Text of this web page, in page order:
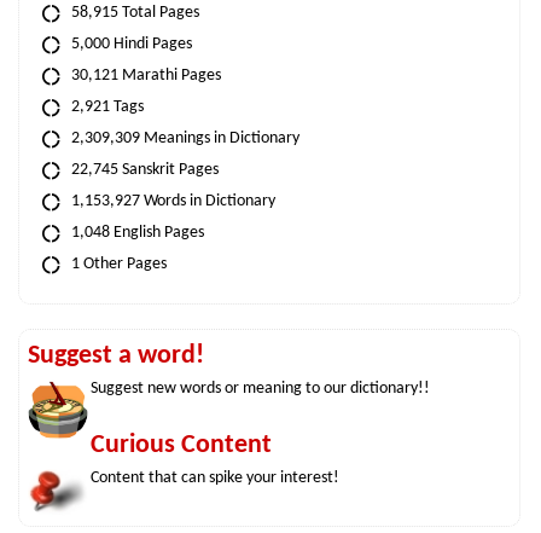
58,915 Total Pages
5,000 Hindi Pages
30,121 Marathi Pages
2,921 Tags
2,309,309 Meanings in Dictionary
22,745 Sanskrit Pages
1,153,927 Words in Dictionary
1,048 English Pages
1 Other Pages
Suggest a word!
Suggest new words or meaning to our dictionary!!
Curious Content
Content that can spike your interest!